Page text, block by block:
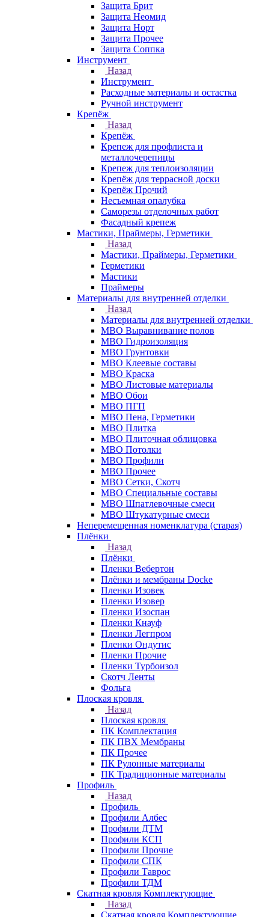
Защита Брит
Защита Неомид
Защита Норт
Защита Прочее
Защита Соппка
Инструмент
Назад
Инструмент
Расходные материалы и остастка
Ручной инструмент
Крепёж
Назад
Крепёж
Крепеж для профлиста и
металлочерепицы
Крепеж для теплоизоляции
Крепёж для террасной доски
Крепёж Прочий
Несъемная опалубка
Саморезы отделочных работ
Фасадный крепеж
Мастики, Праймеры, Герметики
Назад
Мастики, Праймеры, Герметики
Герметики
Мастики
Праймеры
Материалы для внутренней отделки
Назад
Материалы для внутренней отделки
МВО Выравнивание полов
МВО Гидроизоляция
МВО Грунтовки
МВО Клеевые составы
МВО Краска
МВО Листовые материалы
МВО Обои
МВО ПГП
МВО Пена, Герметики
МВО Плитка
МВО Плиточная облицовка
МВО Потолки
МВО Профили
МВО Прочее
МВО Сетки, Скотч
МВО Специальные составы
МВО Шпатлевочные смеси
МВО Штукатурные смеси
Неперемещенная номенклатура (старая)
Плёнки
Назад
Плёнки
Пленки Вебертон
Плёнки и мембраны Docke
Пленки Изовек
Пленки Изовер
Пленки Изоспан
Пленки Кнауф
Пленки Легпром
Пленки Ондутис
Пленки Прочие
Пленки Турбоизол
Скотч Ленты
Фольга
Плоская кровля
Назад
Плоская кровля
ПК Комплектация
ПК ПВХ Мембраны
ПК Прочее
ПК Рулонные материалы
ПК Традиционные материалы
Профиль
Назад
Профиль
Профили Албес
Профили ДТМ
Профили КСП
Профили Прочие
Профили СПК
Профили Таврос
Профили ТДМ
Скатная кровля Комплектующие
Назад
Скатная кровля Комплектующие